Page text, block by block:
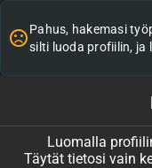
Pahus, hakemasi
silti luoda profiilin, ja
Luomalla
Täytät tietosi vain